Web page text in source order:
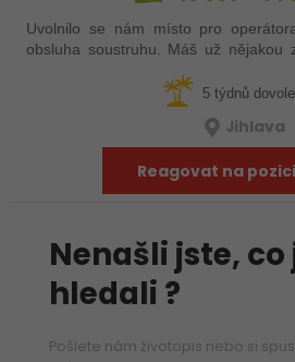
Uvolnilo se nám místo pro
obsluha soustruhu. Máš už nějakou zkušenost s CNC stroji,
pošli životopis. Rádi…
5 týdnů
Jihlava
Reagovat na pozici
Nenašli jste, co
hledali ?
Pošlete nám životopis nebo si